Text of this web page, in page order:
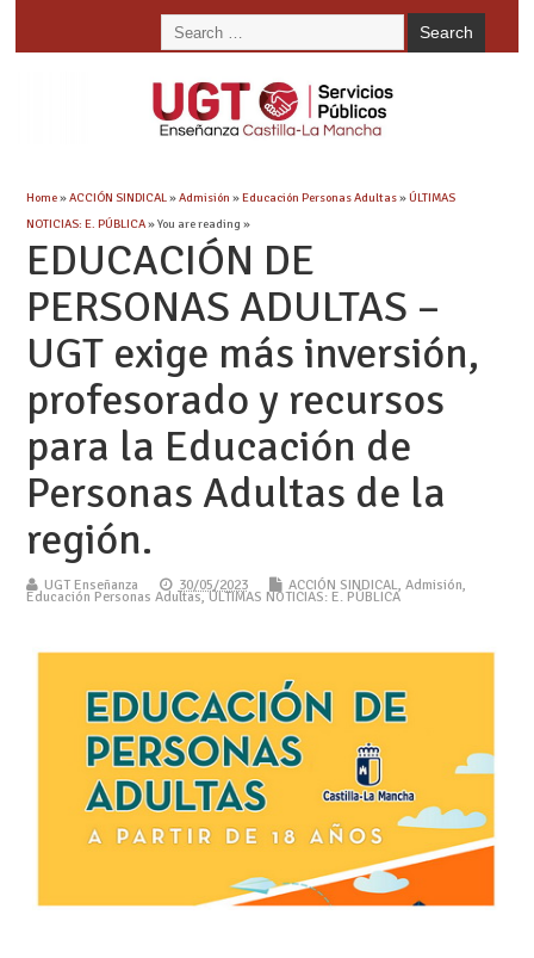
Home»ACCIÓN SINDICAL»Admisión »Educación Personas Adultas»ÚLTIMAS
NOTICIAS: E. PÚBLICA» You are reading »
EDUCACIÓN DE
PERSONAS ADULTAS –
UGT exige más inversión,
profesorado y recursos
para la Educación de
Personas Adultas de la
región.
UGT Enseñanza 30/05/2023 ACCIÓN SINDICAL, Admisión,
Educación Personas Adultas,ÚLTIMAS NOTICIAS: E. PÚBLICA